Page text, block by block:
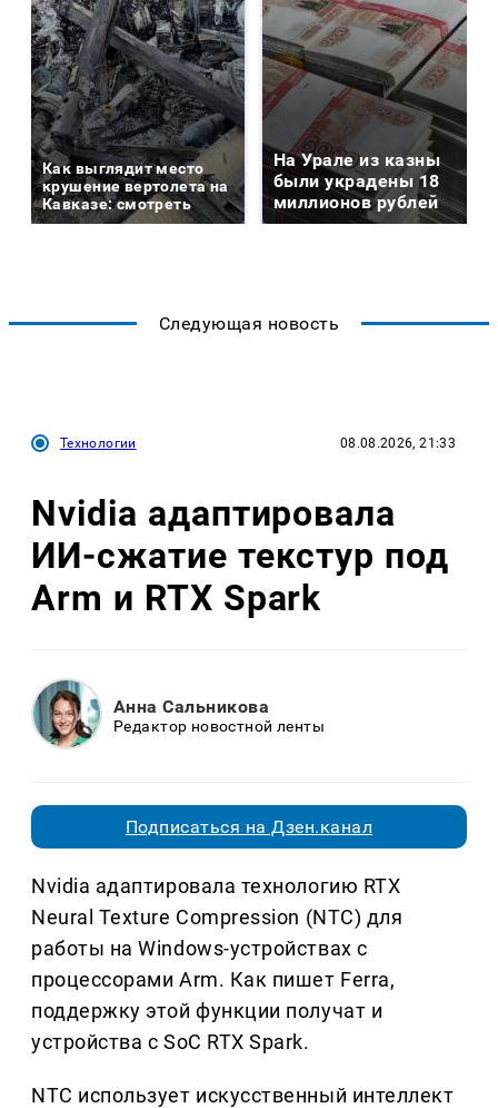
Как выглядит место
крушение вертолета на
Кавказе: смотреть
На Урале из казны
были украдены 18
миллионов рублей
Следующая новость
Технологии 08.08.2026, 21:33
Nvidia адаптировала
ИИ-сжатие текстур под
Arm и RTX Spark
Анна Сальникова
Редактор новостной ленты
Подписаться на Дзен.канал
Nvidia адаптировала технологию RTX
Neural Texture Compression (NTC) для
работы на Windows-устройствах с
процессорами Arm. Как пишет Ferra,
поддержку этой функции получат и
устройства с SoC RTX Spark.
NTC использует искусственный интеллект